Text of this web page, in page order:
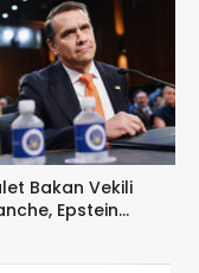
Bakan Vekili
Epstein